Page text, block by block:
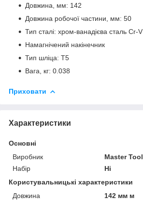
Довжина, мм: 142
Довжина робочої частини, мм: 50
Тип сталі: хром-ванадієва сталь Cr-V
Намагнічений накінечник
Тип шліца: T5
Вага, кг: 0.038
Приховати
Характеристики
Основні
Виробник
Master Tool
Набір
Ні
Користувальницькі характеристики
Довжина
142 мм м